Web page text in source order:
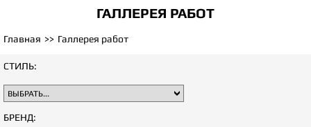
ГАЛЛЕРЕЯ РАБОТ
Главная Галлерея работ
СТИЛЬ:
БРЕНД: